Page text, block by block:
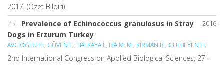
2017, (Özet Bildiri)
2016
25. Prevalence of Echinococcus granulosus in Stray
Dogs in Erzurum Turkey
AVCIOĞLU H., GÜVEN E., BALKAYA İ., BIA M. M., KİRMAN R., GULBEYEN H.
2nd International Congress on Applied Biological Sciences, 27 -